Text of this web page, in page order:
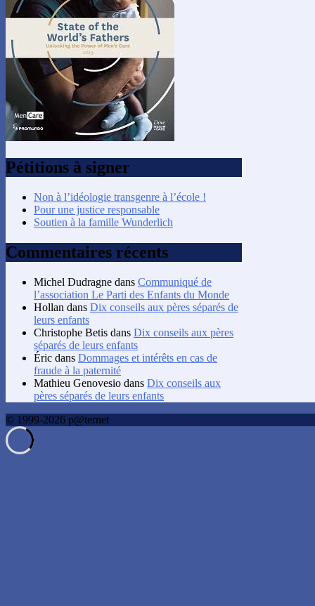
Pétitions à signer
Non à l’idéologie transgenre à l’école !
Pour une justice responsable
Soutien à la famille Wunderlich
Commentaires récents
Michel Dudragne dans Communiqué de
l’association Le Parti des Enfants du Monde
Hollan dans Dix conseils aux pères séparés de
leurs enfants
Christophe Betis dans Dix conseils aux pères
séparés de leurs enfants
Éric dans Dommages et intérêts en cas de
fraude à la paternité
Mathieu Genovesio dans Dix conseils aux
pères séparés de leurs enfants
© 1999-2026 p@ternet